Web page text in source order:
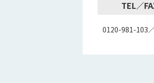
TEL／
0120-981-103